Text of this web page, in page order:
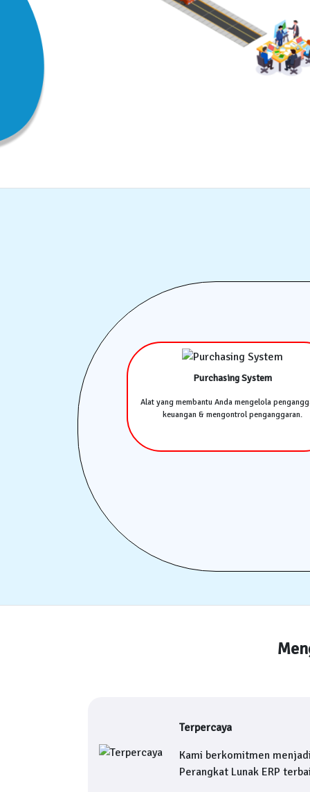
Purchasing System
Alat yang membantu Anda mengelola
keuangan & mengontrol penganggaran.
Terpercaya
Kami berkomitmen
Perangkat Lunak ERP